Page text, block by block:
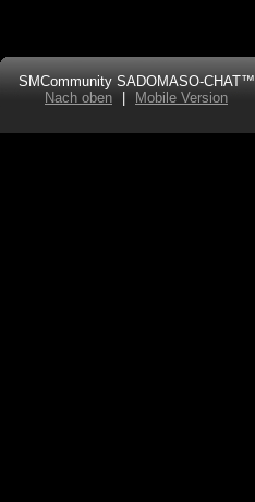
SMCommunity SADOMASO-CHAT™
Nach oben
Mobile Version